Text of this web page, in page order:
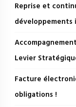
Reprise et
développements
Levier
Facture
obligations !